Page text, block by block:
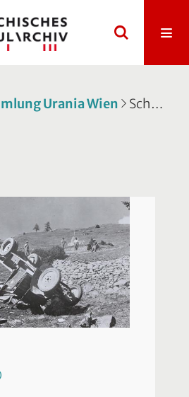
Urania Wien Schatulle 396: Glocknerstrasse